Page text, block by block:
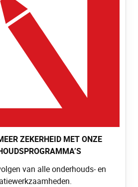
ZEKERHEID MET ONZE
van alle onderhouds- en